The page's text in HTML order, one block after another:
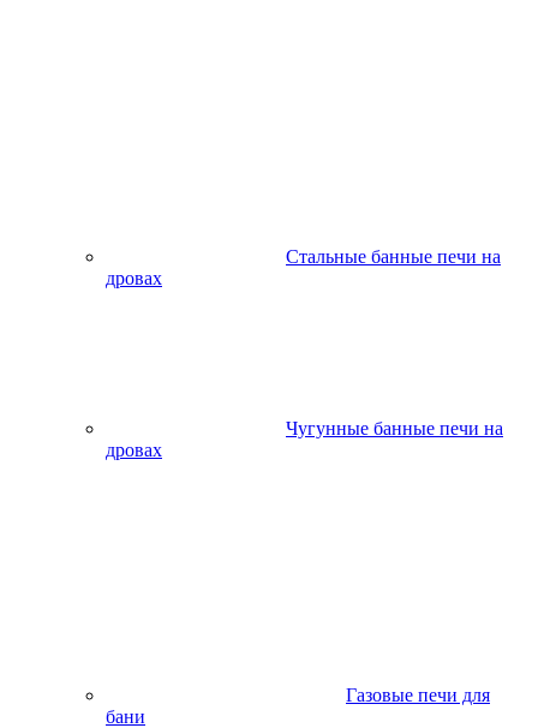
Стальные банные печи на
дровах
Чугунные банные печи на
дровах
Газовые печи для
бани